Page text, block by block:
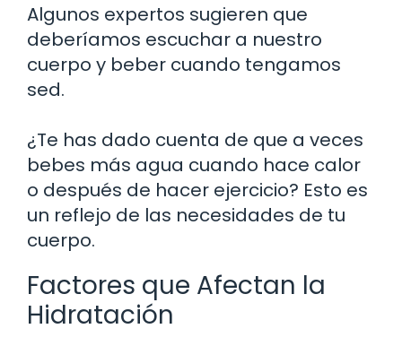
Algunos expertos sugieren que
deberíamos escuchar a nuestro
cuerpo y beber cuando tengamos
sed.
¿Te has dado cuenta de que a veces
bebes más agua cuando hace calor
o después de hacer ejercicio? Esto es
un reflejo de las necesidades de tu
cuerpo.
Factores que Afectan la
Hidratación